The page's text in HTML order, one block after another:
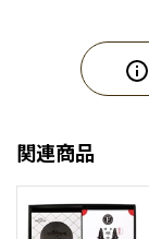
関連商品